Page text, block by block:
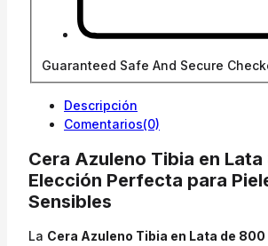
Guaranteed Safe And Secure
Descripción
Comentarios(0)
Cera Azuleno Tibia en Lata
Elección Perfecta para
Sensibles
La Cera Azuleno Tibia en Lata de 800